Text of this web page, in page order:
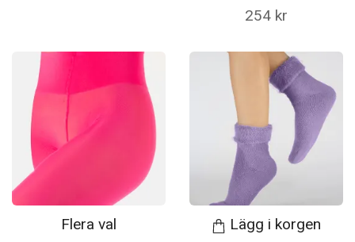
254 kr
Flera val Lägg i korgen